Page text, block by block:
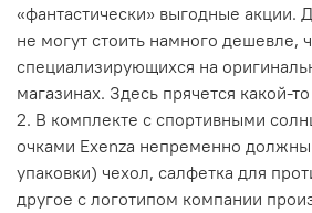
«фантастически» выгодные акции.
не могут стоить намного дешевле,
специализирующихся на
магазинах. Здесь прячется какой-
2. В комплекте с спортивными
очками Exenza непременно
упаковки) чехол, салфетка для
другое с логотипом компании